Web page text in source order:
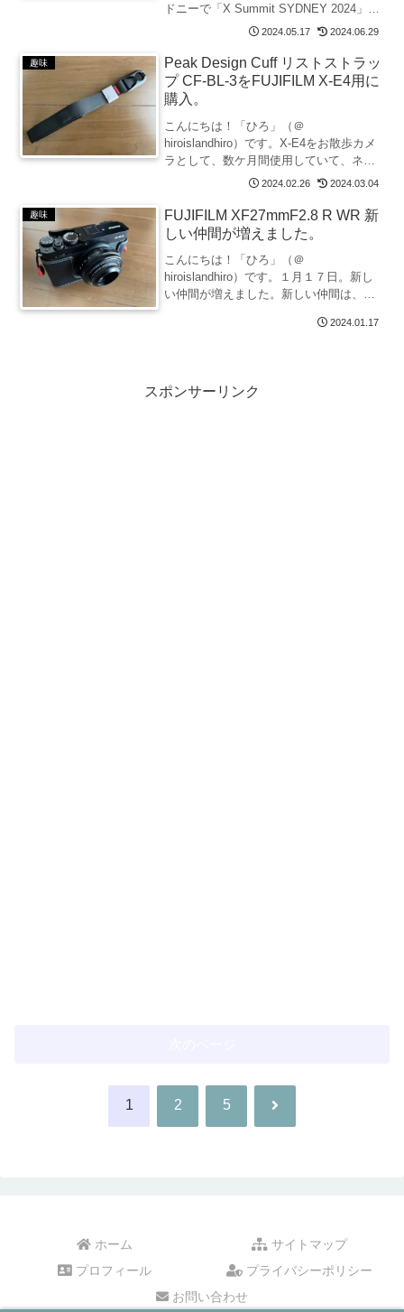
ドニーで「X Summit SYDNEY 2024」が
開催されました。そのイベントにて、
ンサーと高速...
2024.05.17 2024.06.29
趣味
Peak Design Cuff リストストラッ
プ CF-BL-3をFUJIFILM X-E4用に
購入。
こんにちは！「ひろ」（＠
hiroislandhiro）です。X-E4をお散歩カメ
ラとして、数ケ月間使用していて、ネッ
クストラップは使い勝手が今一つ。スリ
る使い方では、ハンドストラップのほう
が使い勝手が良い...
2024.02.26 2024.03.04
趣味
FUJIFILM XF27mmF2.8 R WR 新
しい仲間が増えました。
こんにちは！「ひろ」（＠
hiroislandhiro）です。１月１７日。新し
い仲間が増えました。新しい仲間は、
F1.4 R LM WR」と焦点距離の近いこのレ
2024.01.17
スポンサーリンク
1 2 5 次
ホーム
サイトマップ
プロフィール
プライバシーポリシー
お問い合わせ